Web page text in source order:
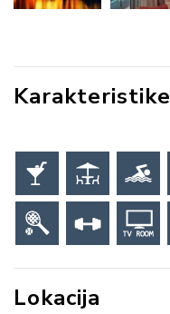
Karakteristike
Lokacija